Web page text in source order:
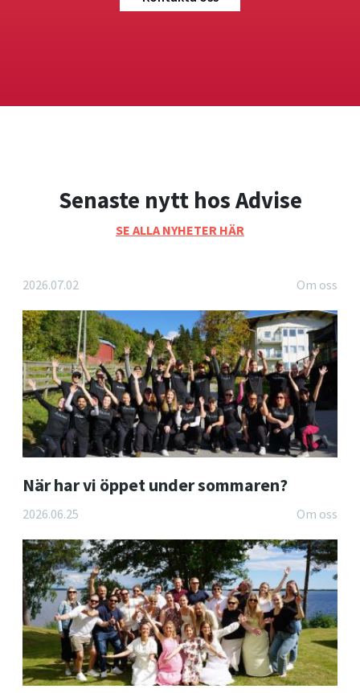
Senaste nytt hos Advise
SE ALLA NYHETER HÄR
2026.07.02 Om oss
När har vi öppet under sommaren?
2026.06.25 Om oss